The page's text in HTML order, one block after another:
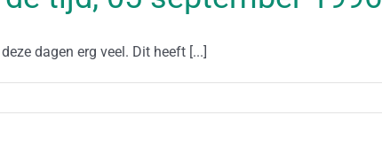
dagen erg veel. Dit heeft [...]